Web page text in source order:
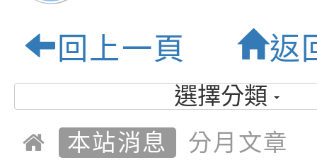
專注力研習營 「正
緒學習與生命教育(
梯次)」
檢送桃園市政府LED
字稿及LCD託播影片
函轉「2026台東博
海報電子檔及活動介
檢送桃園市政府家庭
月課程資訊」
理財教育講座
『原原』不絕
回上一頁 返
選擇分類
本站消息
分月文章